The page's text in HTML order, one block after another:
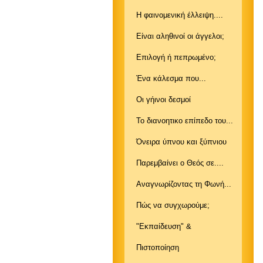
Η φαινομενική έλλειψη....
Είναι αληθινοί οι άγγελοι;
Επιλογή ή πεπρωμένο;
Ένα κάλεσμα που...
Οι γήινοι δεσμοί
Το διανοητικο επίπεδο του...
Όνειρα ύπνου και ξύπνιου
Παρεμβαίνει ο Θεός σε....
Αναγνωρίζοντας τη Φωνή...
Πώς να συγχωρούμε;
"Εκπαίδευση" &
Πιστοποίηση